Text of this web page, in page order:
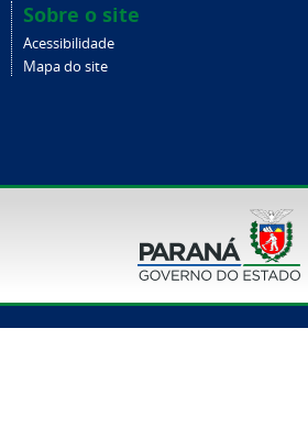
Sobre o site
Acessibilidade
Mapa do site